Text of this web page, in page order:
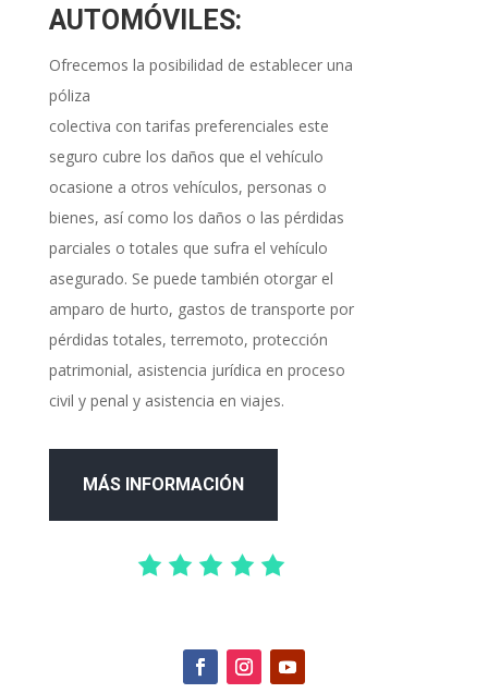
AUTOMÓVILES:
Ofrecemos la posibilidad de establecer una
póliza
colectiva con tarifas preferenciales este
seguro cubre los daños que el vehículo
ocasione a otros vehículos, personas o
bienes, así como los daños o las pérdidas
parciales o totales que sufra el vehículo
asegurado. Se puede también otorgar el
amparo de hurto, gastos de transporte por
pérdidas totales, terremoto, protección
patrimonial, asistencia jurídica en proceso
civil y penal y asistencia en viajes.
MÁS INFORMACIÓN